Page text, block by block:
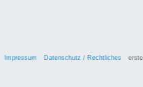
Impressum Datenschutz / Rechtliches